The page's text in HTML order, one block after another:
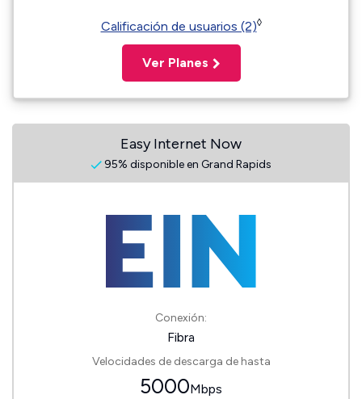
Calificación de usuarios (2)◊
Ver Planes
Easy Internet Now
95% disponible en Grand Rapids
Conexión:
Fibra
Velocidades de descarga de hasta
5000Mbps